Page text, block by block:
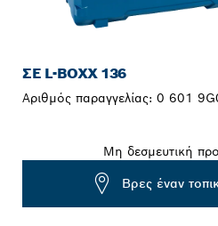
ΣΕ L-BOXX 136
Αριθμός παραγγελίας: 0 601
Μη δεσμευτική
Βρες έναν